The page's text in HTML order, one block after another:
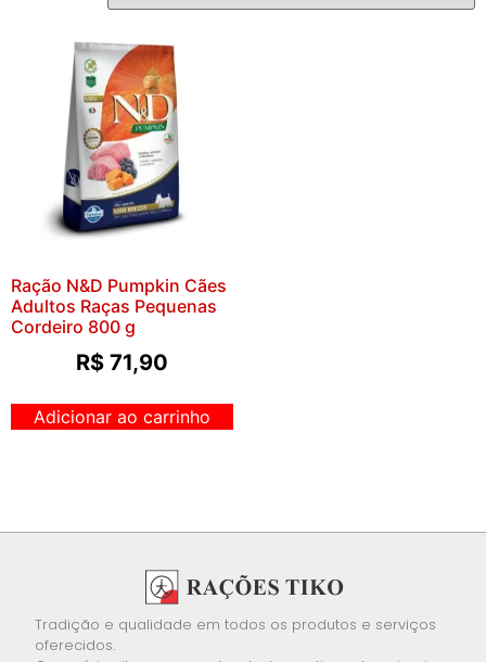
Ração N&D Pumpkin Cães
Adultos Raças Pequenas
Cordeiro 800 g
R$ 71,90
Adicionar ao carrinho
Tradição e qualidade em todos os produtos e serviços
oferecidos.